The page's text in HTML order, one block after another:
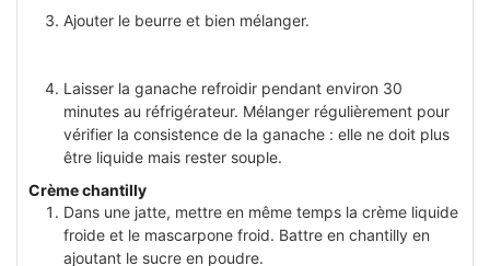
Ajouter le beurre et bien mélanger.
Laisser la ganache refroidir pendant environ 30
minutes au réfrigérateur. Mélanger régulièrement pour
vérifier la consistence de la ganache : elle ne doit plus
être liquide mais rester souple.
Crème chantilly
Dans une jatte, mettre en même temps la crème liquide
froide et le mascarpone froid. Battre en chantilly en
ajoutant le sucre en poudre.